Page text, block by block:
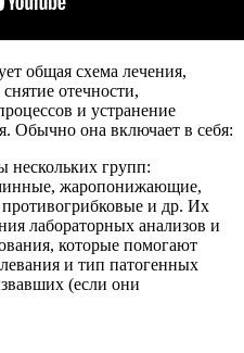
общая схема лечения,
отечности,
и устранение
Обычно она включает в себя:
нескольких групп:
жаропонижающие,
и др. Их
лабораторных анализов и
которые помогают
и тип патогенных
(если они